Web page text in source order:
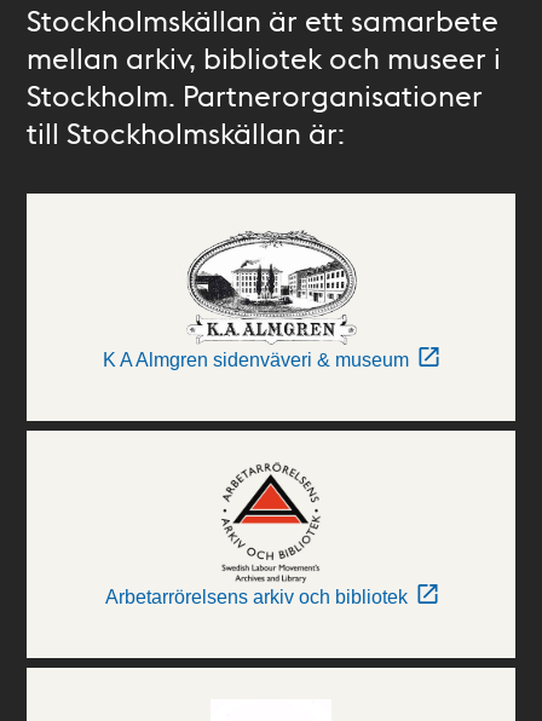
Stockholmskällan är ett samarbete
mellan arkiv, bibliotek och museer i
Stockholm. Partnerorganisationer
till Stockholmskällan är:
K A Almgren sidenväveri & museum
Arbetarrörelsens arkiv och bibliotek